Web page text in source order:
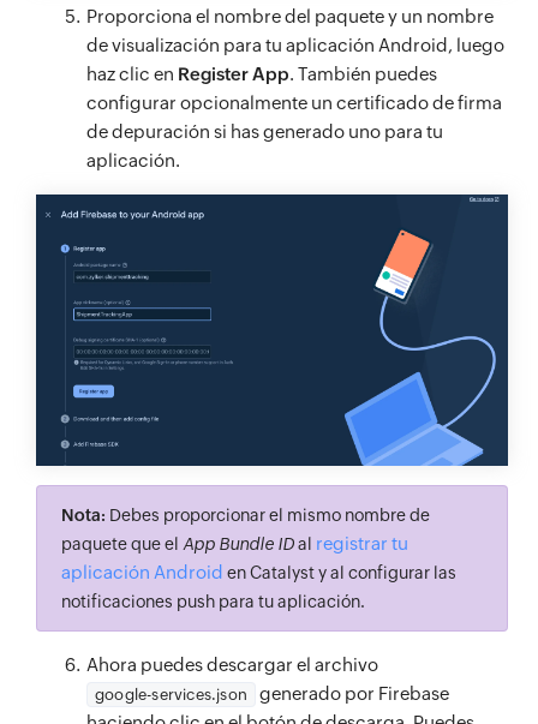
Proporciona el nombre del paquete y un nombre
de visualización para tu aplicación Android, luego
haz clic en Register App. También puedes
configurar opcionalmente un certificado de firma
de depuración si has generado uno para tu
aplicación.
Nota: Debes proporcionar el mismo nombre de
paquete que el App Bundle IDal registrar tu
aplicación Android en Catalyst y al configurar las
notificaciones push para tu aplicación.
Ahora puedes descargar el archivo
google-services.json
generado por Firebase